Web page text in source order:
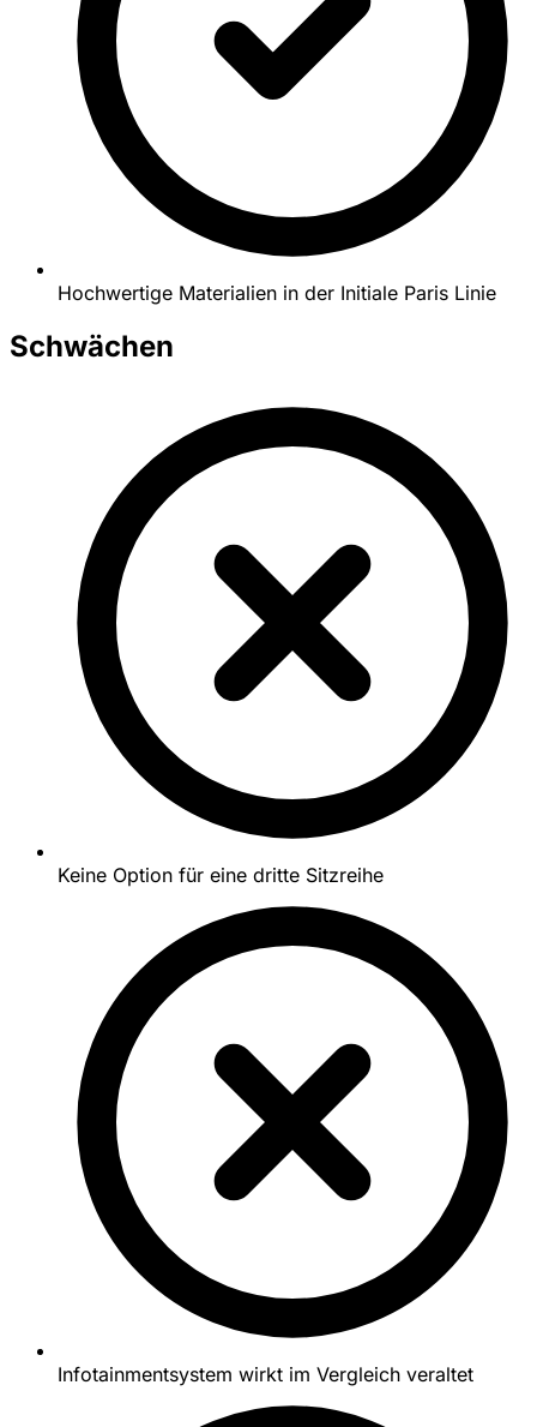
Hochwertige Materialien in der Initiale Paris Linie
Schwächen
Keine Option für eine dritte Sitzreihe
Infotainmentsystem wirkt im Vergleich veraltet